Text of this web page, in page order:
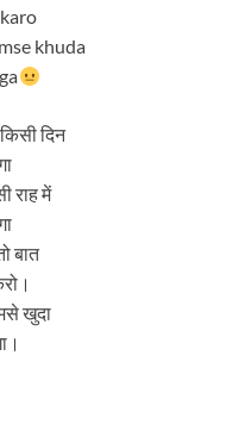
khuda
दिन
राह में
बात
खुदा